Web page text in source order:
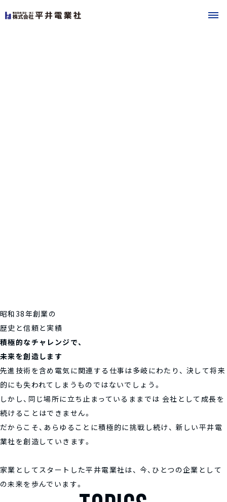
昭和38年創業の
歴史と信頼と実績
積極的なチャレンジで、
未来を創造します
先進技術を含め電気に関連する仕事は多岐にわたり、 決して将来
的にも失われてしまうものではないでしょう。
しかし、同じ場所に立ち止まっているままでは 会社として成長を
続けることはできません。
だからこそ、あらゆることに積極的に挑戦し続け、 新しい平井電
業社を創造していきます。
家業としてスタートした平井電業社は、 今、ひとつの企業として
の未来を歩んでいます。